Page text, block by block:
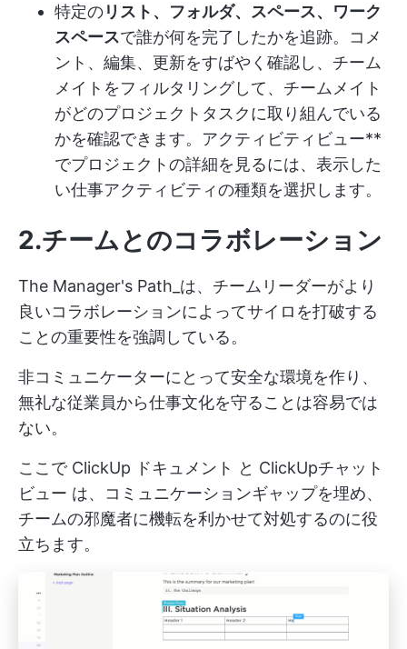
特定のリスト、フォルダ、スペース、ワーク
スペースで誰が何を完了したかを追跡。コメ
ント、編集、更新をすばやく確認し、チーム
メイトをフィルタリングして、チームメイト
がどのプロジェクトタスクに取り組んでいる
かを確認できます。アクティビティビュー**
でプロジェクトの詳細を見るには、表示した
い仕事アクティビティの種類を選択します。
2.チームとのコラボレーション
The Manager's Path_は、チームリーダーがより
良いコラボレーションによってサイロを打破する
ことの重要性を強調している。
非コミュニケーターにとって安全な環境を作り、
無礼な従業員から仕事文化を守ることは容易では
ない。
ここで ClickUp ドキュメント と ClickUpチャット
ビュー は、コミュニケーションギャップを埋め、
チームの邪魔者に機転を利かせて対処するのに役
立ちます。